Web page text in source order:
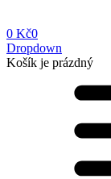
0 Kč0
Dropdown
Košík je prázdný